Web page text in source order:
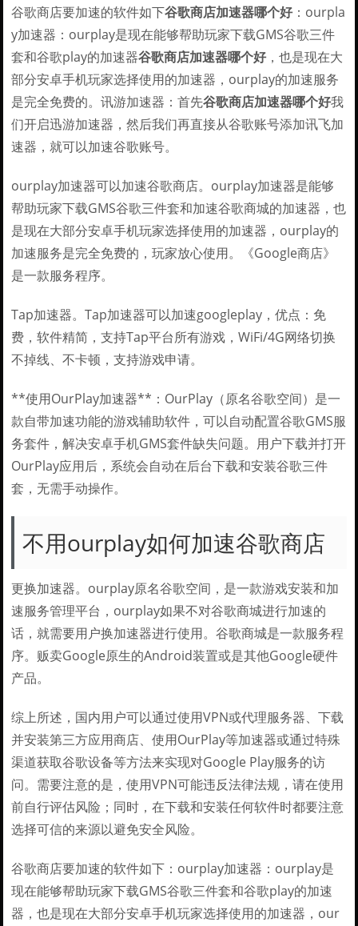
谷歌商店要加速的软件如下谷歌商店加速器哪个好：ourpla
y加速器：ourplay是现在能够帮助玩家下载GMS谷歌三件
套和谷歌play的加速器谷歌商店加速器哪个好，也是现在大
部分安卓手机玩家选择使用的加速器，ourplay的加速服务
是完全免费的。讯游加速器：首先谷歌商店加速器哪个好我
们开启迅游加速器，然后我们再直接从谷歌账号添加讯飞加
速器，就可以加速谷歌账号。
ourplay加速器可以加速谷歌商店。ourplay加速器是能够
帮助玩家下载GMS谷歌三件套和加速谷歌商城的加速器，也
是现在大部分安卓手机玩家选择使用的加速器，ourplay的
加速服务是完全免费的，玩家放心使用。《Google商店》
是一款服务程序。
Tap加速器。Tap加速器可以加速googleplay，优点：免
费，软件精简，支持Tap平台所有游戏，WiFi/4G网络切换
不掉线、不卡顿，支持游戏申请。
**使用OurPlay加速器**：OurPlay（原名谷歌空间）是一
款自带加速功能的游戏辅助软件，可以自动配置谷歌GMS服
务套件，解决安卓手机GMS套件缺失问题。用户下载并打开
OurPlay应用后，系统会自动在后台下载和安装谷歌三件
套，无需手动操作。
不用ourplay如何加速谷歌商店
更换加速器。ourplay原名谷歌空间，是一款游戏安装和加
速服务管理平台，ourplay如果不对谷歌商城进行加速的
话，就需要用户换加速器进行使用。谷歌商城是一款服务程
序。贩卖Google原生的Android装置或是其他Google硬件
产品。
综上所述，国内用户可以通过使用VPN或代理服务器、下载
并安装第三方应用商店、使用OurPlay等加速器或通过特殊
渠道获取谷歌设备等方法来实现对Google Play服务的访
问。需要注意的是，使用VPN可能违反法律法规，请在使用
前自行评估风险；同时，在下载和安装任何软件时都要注意
选择可信的来源以避免安全风险。
谷歌商店要加速的软件如下：ourplay加速器：ourplay是
现在能够帮助玩家下载GMS谷歌三件套和谷歌play的加速
器，也是现在大部分安卓手机玩家选择使用的加速器，our